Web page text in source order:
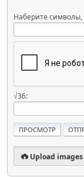
Наберите
√36:
Upload images